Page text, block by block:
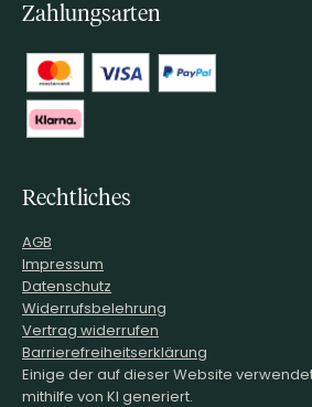
Zahlungsarten
Rechtliches
AGB
Impressum
Datenschutz
Widerrufsbelehrung
Vertrag widerrufen
Barrierefreiheitserklärung
Einige der auf dieser Website
mithilfe von KI generiert.